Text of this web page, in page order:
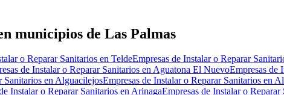
municipios de Las Palmas
o Reparar Sanitarios en TeldeEmpresas de Instalar o Reparar
de Instalar o Reparar Sanitarios en Aguatona El NuevoEmpresas de
Sanitarios en AlguacilejosEmpresas de Instalar o Reparar Sanitarios en
Instalar o Reparar Sanitarios en ArinagaEmpresas de Instalar o